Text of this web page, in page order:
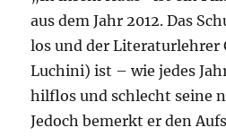
aus dem Jahr 2012. Das
los und der Literaturlehrer
Luchini) ist – wie jedes
hilflos und schlecht seine
Jedoch bemerkt er den